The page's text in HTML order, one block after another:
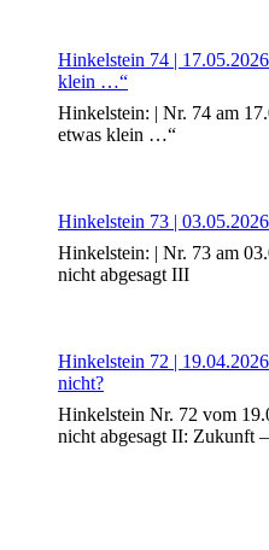
Hinkelstein 74 |
klein …“
Hinkelstein: | Nr. 74 am
etwas klein …“
Hinkelstein 73 |
Hinkelstein: | Nr. 73 am
nicht abgesagt III
Hinkelstein 72 |
nicht?
Hinkelstein Nr. 72 vom
nicht abgesagt II: Zukunft